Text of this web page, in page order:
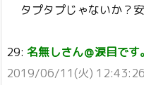
タプタプじゃないか？
29: 名無しさん＠涙目で
2019/06/11(火)